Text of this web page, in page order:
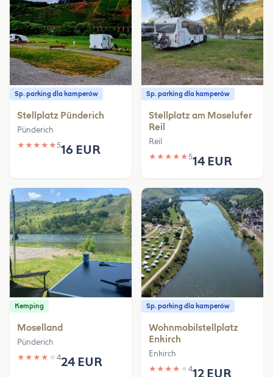
Sp. parking dla kamperów
Stellplatz Pünderich
Pünderich
★ ★ ★ ★ ★516 EUR
Sp. parking dla kamperów
Stellplatz am Moselufer
Reil
Reil
★ ★ ★ ★ ★514 EUR
Kemping
Moselland
Pünderich
★ ★ ★ ★ ★ 424 EUR
Sp. parking dla kamperów
Wohnmobilstellplatz
Enkirch
Enkirch
★ ★ ★ ★ ★ 412 EUR